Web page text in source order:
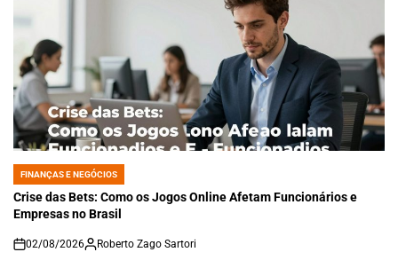
POSTED
IN
FINANÇAS E NEGÓCIOS
Crise das Bets: Como os Jogos Online Afetam Funcionários e
Empresas no Brasil
on
02/08/2026 Roberto Zago Sartori